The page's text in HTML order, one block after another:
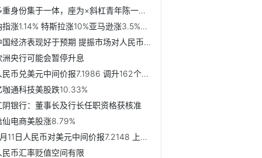
多重身份集于一体，座为×斜杠青年陈一中讲述人生的“撒野”...
纳指涨1.14% 特斯拉涨10%亚马逊涨3.5%阿里跌1.5%
中国经济表现好于预期 提振市场对人民币的信心
洲央行可能会暂停升息
人民币兑美元中间价报7.1986 调升162个基点
咖通科技美股跌10.33%
阴银行：董事长及行长任职资格获核准
仙电商美股涨8.79%
9月11日人民币对美元中间价报7.2148 上调2个基点
民币汇率贬值空间有限